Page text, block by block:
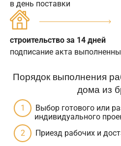
в день поставки
строительство за 14 дней
подписание акта
Порядок выполнения
дома из
Выбор готового или
индивидуального
Приезд рабочих и